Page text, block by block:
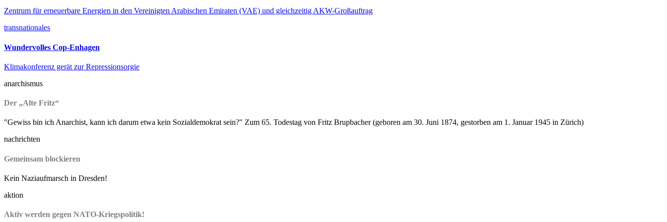
Zentrum für erneuerbare Energien in den Vereinigten Arabischen Emiraten (VAE) und gleichzeitig AKW-Großauftrag
transnationales
Wundervolles Cop-Enhagen
Klimakonferenz gerät zur Repressionsorgie
anarchismus
Der „Alte Fritz“
"Gewiss bin ich Anarchist, kann ich darum etwa kein Sozialdemokrat sein?" Zum 65. Todestag von Fritz Brupbacher (geboren am 30. Juni 1874, gestorben am 1. Januar 1945 in Zürich)
nachrichten
Gemeinsam blockieren
Kein Naziaufmarsch in Dresden!
aktion
Aktiv werden gegen NATO-Kriegspolitik!